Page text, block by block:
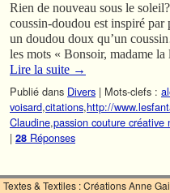
Rien de nouveau sous le
coussin-doudou est inspiré
un doudou doux qu’un
les mots « Bonsoir, madame
Lire la suite →
Publié dans Divers | Mots-clefs :
voisard,citations,http://
Claudine,passion couture créative
| 28 Réponses
Textes & Textiles : Créations Anne